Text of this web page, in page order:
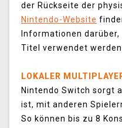
der Rückseite der
Nintendo-Website
Informationen
Titel verwendet werden
LOKALER
Nintendo Switch sorgt
ist, mit anderen
So können bis zu 8